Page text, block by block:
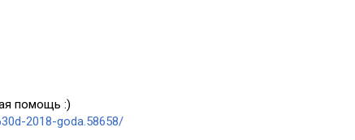
помощь :)
2018-goda.58658/